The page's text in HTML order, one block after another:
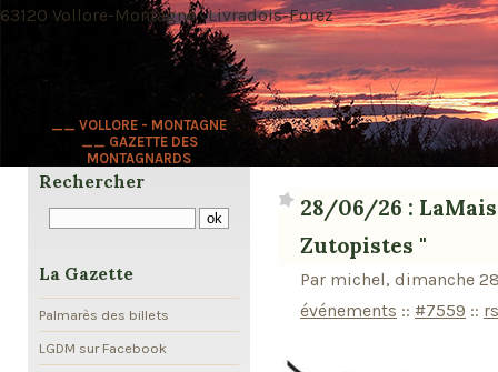
__ VOLLORE - MONTAGNE
__ GAZETTE DES
MONTAGNARDS
63120 Vollore-Montagne · Livradois-Forez
28/06/26 :
Zutopistes "
Par michel, dimanche
événements :: #7559 ::
Rechercher
La Gazette
Palmarès des billets
LGDM sur Facebook